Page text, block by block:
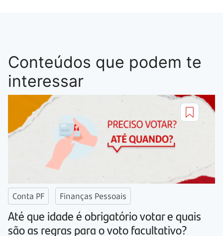
Conteúdos que podem te
interessar
Conta PF Finanças Pessoais
Até que idade é obrigatório votar e quais
são as regras para o voto facultativo?